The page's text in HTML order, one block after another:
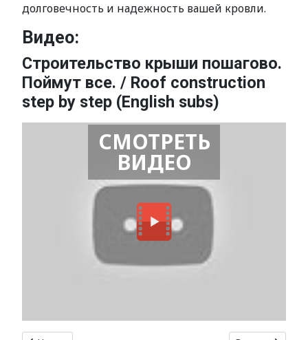
долговечность и надежность вашей кровли.
Видео:
Строительство крыши пошагово.
Поймут все. / Roof construction
step by step (English subs)
СМОТРЕТЬ
ВИДЕО